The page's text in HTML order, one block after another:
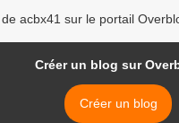
acbx41 sur le portail
Créer un blog sur
Créer un blog